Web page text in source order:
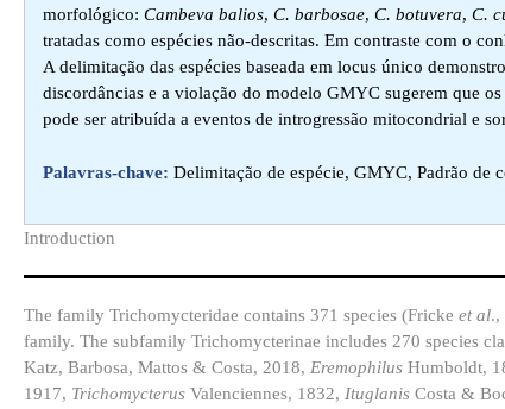
morfológico: Cambeva balios, C. barbosae, C. botuvera, C.
tratadas como espécies não-descritas. Em contraste com o
A delimitação das espécies baseada em locus único
discordâncias e a violação do modelo GMYC sugerem que
pode ser atribuída a eventos de introgressão mitocondrial e
Palavras-chave: Delimitação de espécie, GMYC, Padrão de
Introduction​
The family Trichomycteridae contains 371 species (Fricke et al.,
family. The subfamily Trichomycterinae includes 270 species
Katz, Barbosa, Mattos & Costa, 2018, Eremophilus Humboldt,
1917, Trichomycterus Valenciennes, 1832, Ituglanis Costa &